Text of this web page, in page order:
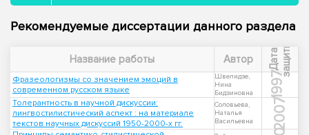
Рекомендуемые диссертации данного раздела
Название работы Автор Д
а
т
а
з
а
щ
и
т ы
Фразеологизмы со значением эмоций в
современном русском языке
Швелидзе,
Нина
Бидзиновна
1997
Толерантность в научной дискуссии:
лингвостилистический аспект : на материале
текстов научных дискуссий 1950-2000-х гг.
Соловьева,
Наталья
Васильевна
2007